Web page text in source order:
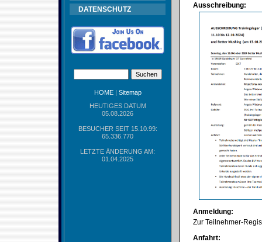
DATENSCHUTZ
HOME| Sitemap
HEUTIGES DATUM
05.08.2026
BESUCHER SEIT 15.10.99:
65.336.770
LETZTE ÄNDERUNG AM:
01.04.2025
Ausschreibung:
Anmeldung:
Zur Teilnehmer-
Anfahrt: